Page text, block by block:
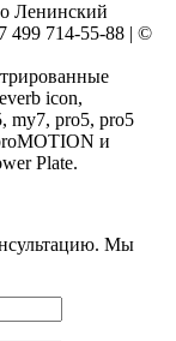
Ленинский
499 714-55-88 | ©
icon,
my7, pro5, pro5
и
Plate.
Мы